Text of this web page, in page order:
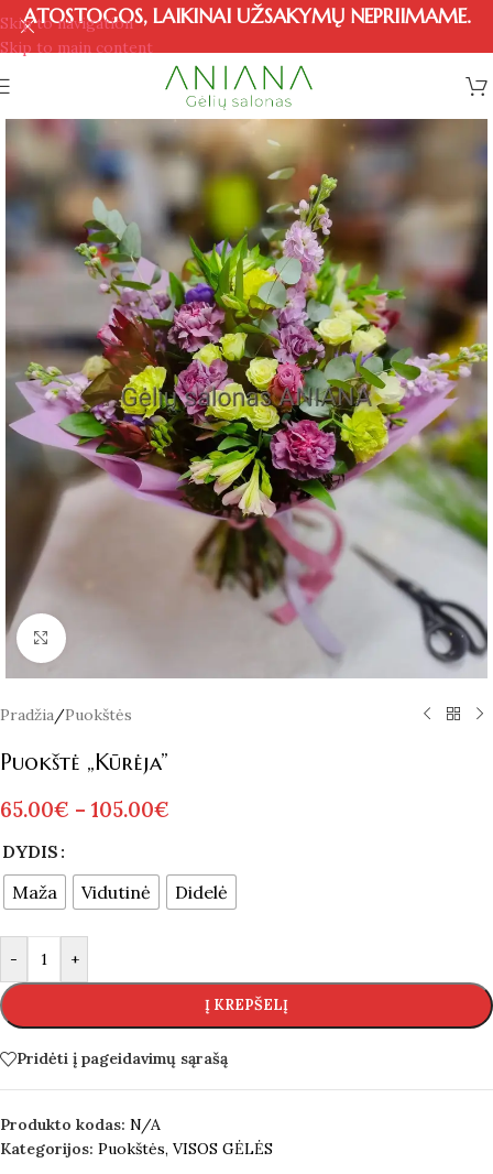
Skip to navigation
Skip to main content
ATOSTOGOS, LAIKINAI UŽSAKYMŲ NEPRIIMAME.
Spustelėkite norėdami padidinti
Pradžia/Puokštės
Puokštė „Kūrėja”
65.00€ – 105.00€
DYDIS
Maža
Vidutinė Didelė
- +
Į KREPŠELĮ
Alternative:
Pridėti į pageidavimų sąrašą
Produkto kodas: N/A
Kategorijos: Puokštės, VISOS GĖLĖS